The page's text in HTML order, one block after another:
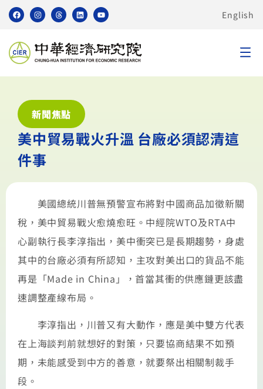
English
新聞焦點
美中貿易戰火升溫 台廠必須認清這
件事
美國總統川普無預警宣布將對中國商品加徵新關
稅，美中貿易戰火愈燒愈旺。中經院WTO及RTA中
心副執行長李淳指出，美中衝突已是長期趨勢，身處
其中的台廠必須有所認知，主攻對美出口的貨品不能
再是「Made in China」，首當其衝的供應鏈更該盡
速調整產線布局。
李淳指出，川普又有大動作，應是美中雙方代表
在上海談判前就想好的對策，只要協商結果不如預
期，未能感受到中方的善意，就要祭出相關制裁手
段。